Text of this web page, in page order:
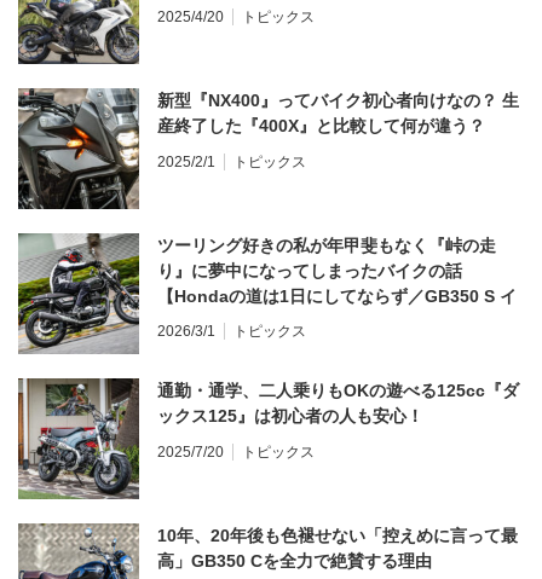
2025/4/20 トピックス
新型『NX400』ってバイク初心者向けなの？ 生
産終了した『400X』と比較して何が違う？
2025/2/1 トピックス
ツーリング好きの私が年甲斐もなく『峠の走
り』に夢中になってしまったバイクの話
【Hondaの道は1日にしてならず／GB350 S イ
ンプレ・レビュー 前編】
2026/3/1 トピックス
通勤・通学、二人乗りもOKの遊べる125cc『ダ
ックス125』は初心者の人も安心！
2025/7/20 トピックス
10年、20年後も色褪せない「控えめに言って最
高」GB350 Cを全力で絶賛する理由